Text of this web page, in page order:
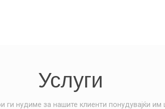
Услуги
нудиме за нашите клиенти понудувајќи им